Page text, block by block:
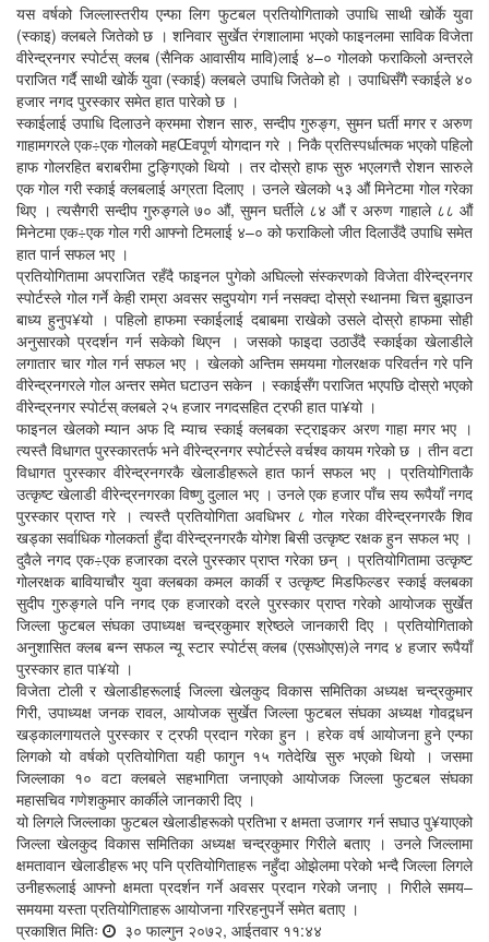
यस वर्षको जिल्लास्तरीय एन्फा लिग फुटबल प्रतियोगिताको उपाधि साथी खोर्के युवा
(स्काइ) क्लबले जितेको छ । शनिवार सुर्खेत रंगशालामा भएको फाइनलमा साविक विजेता
वीरेन्द्रनगर स्पोर्टस् क्लब (सैनिक आवासीय मावि)लाई ४–० गोलको फराकिलो अन्तरले
पराजित गर्दै साथी खोर्के युवा (स्काई) क्लबले उपाधि जितेको हो । उपाधिसँगै स्काईले ४०
हजार नगद पुरस्कार समेत हात पारेको छ ।
स्काईलाई उपाधि दिलाउने क्रममा रोशन सारु, सन्दीप गुरुङ्ग, सुमन घर्ती मगर र अरुण
गाहामगरले एक÷एक गोलको महŒवपूर्ण योगदान गरे । निकै प्रतिस्पर्धात्मक भएको पहिलो
हाफ गोलरहित बराबरीमा टुङ्गिएको थियो । तर दोस्रो हाफ सुरु भएलगत्तै रोशन सारुले
एक गोल गरी स्काई क्लबलाई अग्रता दिलाए । उनले खेलको ५३ औं मिनेटमा गोल गरेका
थिए । त्यसैगरी सन्दीप गुरुङ्गले ७० औं, सुमन घर्तीले ८४ औं र अरुण गाहाले ८८ औं
मिनेटमा एक÷एक गोल गरी आफ्नो टिमलाई ४–० को फराकिलो जीत दिलाउँदै उपाधि समेत
हात पार्न सफल भए ।
प्रतियोगितामा अपराजित रहँदै फाइनल पुगेको अघिल्लो संस्करणको विजेता वीरेन्द्रनगर
स्पोर्टस्ले गोल गर्ने केही राम्रा अवसर सदुपयोग गर्न नसक्दा दोस्रो स्थानमा चित्त बुझाउन
बाध्य हुनुप¥यो । पहिलो हाफमा स्काईलाई दबाबमा राखेको उसले दोस्रो हाफमा सोही
अनुसारको प्रदर्शन गर्न सकेको थिएन । जसको फाइदा उठाउँदै स्काईका खेलाडीले
लगातार चार गोल गर्न सफल भए । खेलको अन्तिम समयमा गोलरक्षक परिवर्तन गरे पनि
वीरेन्द्रनगरले गोल अन्तर समेत घटाउन सकेन । स्काईसँग पराजित भएपछि दोस्रो भएको
वीरेन्द्रनगर स्पोर्टस् क्लबले २५ हजार नगदसहित ट्रफी हात पा¥यो ।
फाइनल खेलको म्यान अफ दि म्याच स्काई क्लबका स्ट्राइकर अरण गाहा मगर भए ।
त्यस्तै विधागत पुरस्कारतर्फ भने वीरेन्द्रनगर स्पोर्टस्ले वर्चश्व कायम गरेको छ । तीन वटा
विधागत पुरस्कार वीरेन्द्रनगरकै खेलाडीहरूले हात फार्न सफल भए । प्रतियोगिताकै
उत्कृष्ट खेलाडी वीरेन्द्रनगरका विष्णु दुलाल भए । उनले एक हजार पाँच सय रूपैयाँ नगद
पुरस्कार प्राप्त गरे । त्यस्तै प्रतियोगिता अवधिभर ८ गोल गरेका वीरेन्द्रनगरकै शिव
खड्का सर्वाधिक गोलकर्ता हुँदा वीरेन्द्रनगरकै योगेश बिसी उत्कृष्ट रक्षक हुन सफल भए ।
दुवैले नगद एक÷एक हजारका दरले पुरस्कार प्राप्त गरेका छन् । प्रतियोगितामा उत्कृष्ट
गोलरक्षक बावियाचौर युवा क्लबका कमल कार्की र उत्कृष्ट मिडफिल्डर स्काई क्लबका
सुदीप गुरुङ्गले पनि नगद एक हजारको दरले पुरस्कार प्राप्त गरेको आयोजक सुर्खेत
जिल्ला फुटबल संघका उपाध्यक्ष चन्द्रकुमार श्रेष्ठले जानकारी दिए । प्रतियोगिताको
अनुशासित क्लब बन्न सफल न्यू स्टार स्पोर्टस् क्लब (एसओएस)ले नगद ४ हजार रूपैयाँ
पुरस्कार हात पा¥यो ।
विजेता टोली र खेलाडीहरूलाई जिल्ला खेलकुद विकास समितिका अध्यक्ष चन्द्रकुमार
गिरी, उपाध्यक्ष जनक रावल, आयोजक सुर्खेत जिल्ला फुटबल संघका अध्यक्ष गोवद्र्धन
खड्कालगायतले पुरस्कार र ट्रफी प्रदान गरेका हुन । हरेक वर्ष आयोजना हुने एन्फा
लिगको यो वर्षको प्रतियोगिता यही फागुन १५ गतेदेखि सुरु भएको थियो । जसमा
जिल्लाका १० वटा क्लबले सहभागिता जनाएको आयोजक जिल्ला फुटबल संघका
महासचिव गणेशकुमार कार्कीले जानकारी दिए ।
यो लिगले जिल्लाका फुटबल खेलाडीहरूको प्रतिभा र क्षमता उजागर गर्न सघाउ पु¥याएको
जिल्ला खेलकुद विकास समितिका अध्यक्ष चन्द्रकुमार गिरीले बताए । उनले जिल्लामा
क्षमतावान खेलाडीहरू भए पनि प्रतियोगिताहरू नहुँदा ओझेलमा परेको भन्दै जिल्ला लिगले
उनीहरूलाई आफ्नो क्षमता प्रदर्शन गर्ने अवसर प्रदान गरेको जनाए । गिरीले समय–
समयमा यस्ता प्रतियोगिताहरू आयोजना गरिरहनुपर्ने समेत बताए ।
प्रकाशित मितिः
३० फाल्गुन २०७२, आईतवार ११:४४